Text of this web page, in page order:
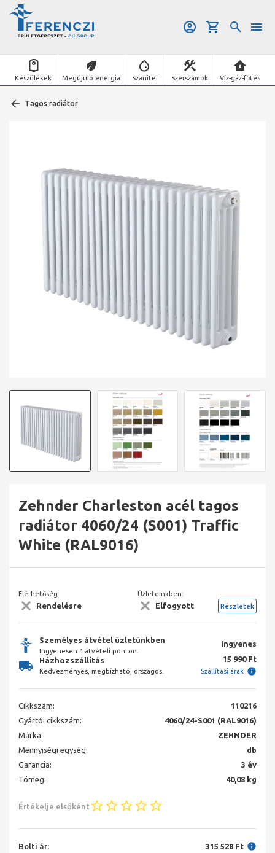
Készülékek Megújuló energia Szaniter Szerszámok Víz-gáz-fűtés
Tagos radiátor
Zehnder Charleston acél tagos
radiátor 4060/24 (S001) Traffic
White (RAL9016)
Elérhetőség:
Rendelésre
Üzleteinkben:
Elfogyott Részletek
Személyes átvétel üzletünkben
Ingyenesen 4 átvételi ponton.
ingyenes
Házhozszállítás
Kedvezményes, megbízható, országos.
15 990 Ft
Szállítási árak
Cikkszám:
110216
Gyártói cikkszám:
4060/24-S001 (RAL9016)
Márka:
ZEHNDER
Mennyiségi egység:
db
Garancia:
3 év
Tömeg:
40,08 kg
Értékelje elsőként
Bolti ár: 315 528 Ft